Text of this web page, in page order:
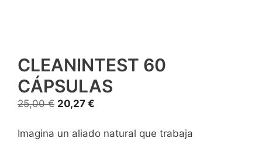
CLEANINTEST 60
CÁPSULAS
25,00€ 20,27 €
Imagina un aliado natural que trabaja